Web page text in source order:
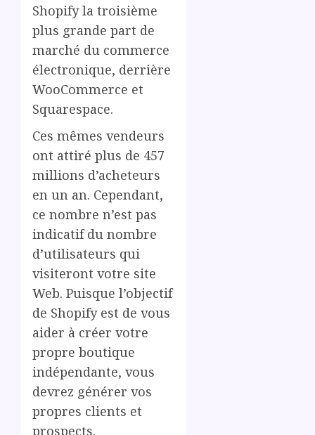
Shopify la troisième
plus grande part de
marché du commerce
électronique, derrière
WooCommerce et
Squarespace.
Ces mêmes vendeurs
ont attiré plus de 457
millions d’acheteurs
en un an. Cependant,
ce nombre n’est pas
indicatif du nombre
d’utilisateurs qui
visiteront votre site
Web. Puisque l’objectif
de Shopify est de vous
aider à créer votre
propre boutique
indépendante, vous
devrez générer vos
propres clients et
prospects.